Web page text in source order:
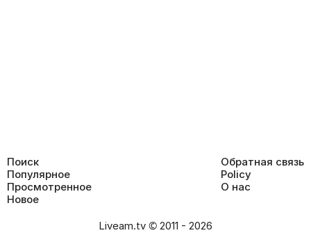
Поиск
Популярное
Просмотренное
Новое
Обратная связь
Policy
О нас
Liveam.tv © 2011 - 2026